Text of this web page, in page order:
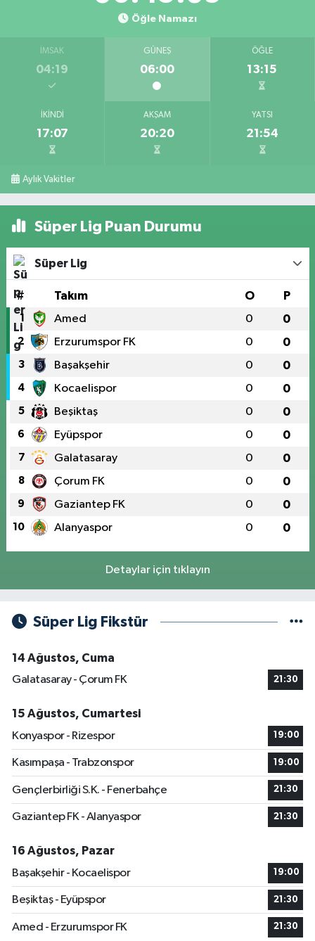
Öğle Namazı
İMSAK
04:19
GÜNEŞ
06:00
ÖĞLE
13:15
İKINDI
17:07
AKŞAM
20:20
YATSI
21:54
Aylık Vakitler
Süper Lig Puan Durumu
Süper Lig
# Takım O P
1 Amed 0 0
2 Erzurumspor FK 0 0
3 Başakşehir 0 0
4 Kocaelispor 0 0
5 Beşiktaş 0 0
6 Eyüpspor 0 0
7 Galatasaray 0 0
8 Çorum FK 0 0
9 Gaziantep FK 0 0
10 Alanyaspor 0 0
Detaylar için tıklayın
Süper Lig Fikstür
14 Ağustos, Cuma
Galatasaray - Çorum FK
21:30
15 Ağustos, Cumartesi
Konyaspor - Rizespor
19:00
Kasımpaşa - Trabzonspor 19:00
Gençlerbirliği S.K. - Fenerbahçe 21:30
Gaziantep FK - Alanyaspor 21:30
16 Ağustos, Pazar
Başakşehir - Kocaelispor
19:00
Beşiktaş - Eyüpspor 21:30
Amed - Erzurumspor FK 21:30